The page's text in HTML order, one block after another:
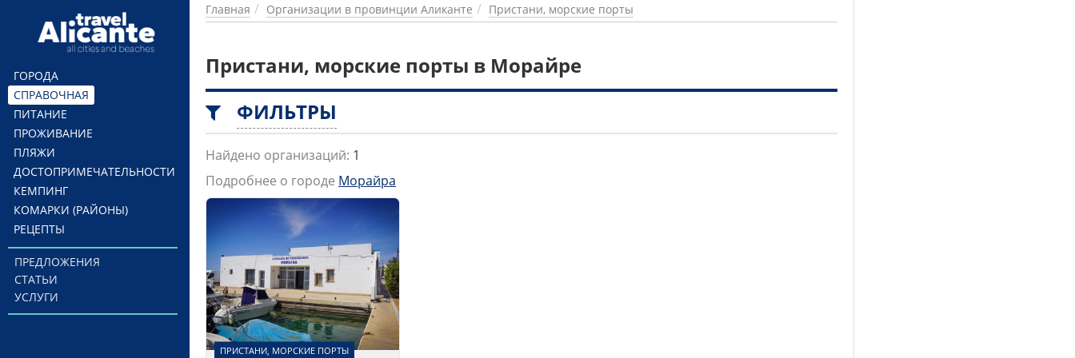
Перейти к основному содержанию
ГОРОДА
СПРАВОЧНАЯ
ПИТАНИЕ
ПРОЖИВАНИЕ
ПЛЯЖИ
ДОСТОПРИМЕЧАТЕЛЬНОСТИ
КЕМПИНГ
КОМАРКИ (РАЙОНЫ)
РЕЦЕПТЫ
ПРЕДЛОЖЕНИЯ
СТАТЬИ
УСЛУГИ
Главная Организации в провинции Аликанте Пристани, морские порты
Пристани, морские порты в Морайре
ФИЛЬТРЫ
Найдено организаций: 1
Подробнее о городе Морайра
ПРИСТАНИ, МОРСКИЕ ПОРТЫ